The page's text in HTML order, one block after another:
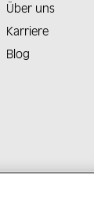
Über uns
Karriere
Blog